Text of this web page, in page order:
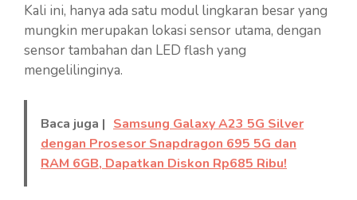
Kali ini, hanya ada satu modul lingkaran besar yang
mungkin merupakan lokasi sensor utama, dengan
sensor tambahan dan LED flash yang
mengelilinginya.
Baca juga | Samsung Galaxy A23 5G Silver
dengan Prosesor Snapdragon 695 5G dan
RAM 6GB, Dapatkan Diskon Rp685 Ribu!